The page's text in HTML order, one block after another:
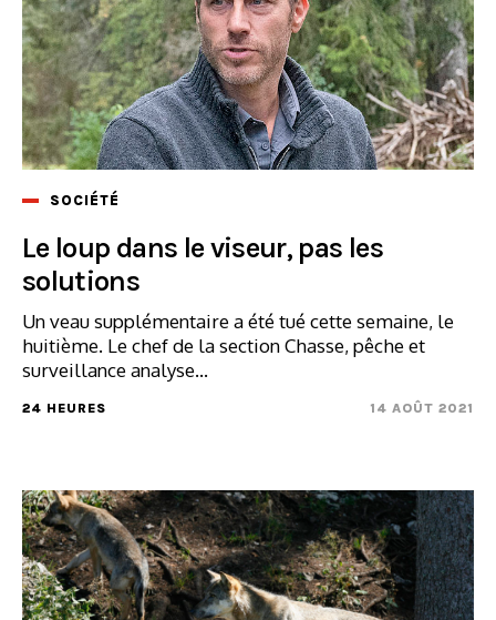
SOCIÉTÉ
Le loup dans le viseur, pas les
solutions
Un veau supplémentaire a été tué cette semaine, le
huitième. Le chef de la section Chasse, pêche et
surveillance analyse...
24 HEURES 14 AOÛT 2021